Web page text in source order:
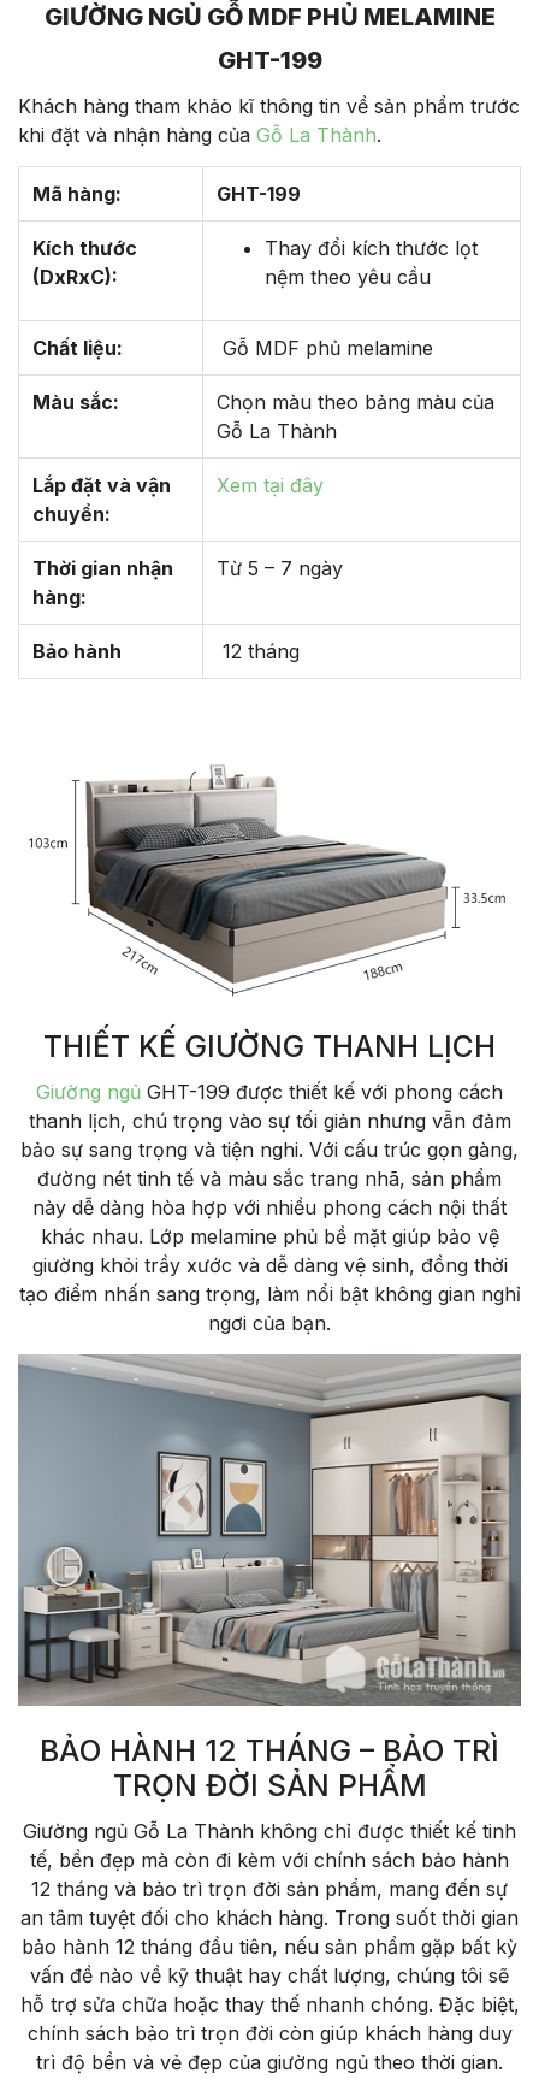
GIƯỜNG NGỦ GỖ MDF PHỦ MELAMINE
GHT-199
Khách hàng tham khảo kĩ thông tin về sản phẩm trước
khi đặt và nhận hàng của Gỗ La Thành.
Mã hàng: GHT-199
Kích thước
(DxRxC):
Thay đổi kích thước lọt
nệm theo yêu cầu
Chất liệu: Gỗ MDF phủ melamine
Màu sắc:
Chọn màu theo bảng màu của
Gỗ La Thành
Lắp đặt và vận
chuyển:
Xem tại đây
Thời gian nhận
hàng:
Từ 5 – 7 ngày
Bảo hành 12 tháng
THIẾT KẾ GIƯỜNG THANH LỊCH
Giường ngủ GHT-199 được thiết kế với phong cách
thanh lịch, chú trọng vào sự tối giản nhưng vẫn đảm
bảo sự sang trọng và tiện nghi. Với cấu trúc gọn gàng,
đường nét tinh tế và màu sắc trang nhã, sản phẩm
này dễ dàng hòa hợp với nhiều phong cách nội thất
khác nhau. Lớp melamine phủ bề mặt giúp bảo vệ
giường khỏi trầy xước và dễ dàng vệ sinh, đồng thời
tạo điểm nhấn sang trọng, làm nổi bật không gian nghỉ
ngơi của bạn.
BẢO HÀNH 12 THÁNG – BẢO TRÌ
TRỌN ĐỜI SẢN PHẨM
Giường ngủ Gỗ La Thành không chỉ được thiết kế tinh
tế, bền đẹp mà còn đi kèm với chính sách bảo hành
12 tháng và bảo trì trọn đời sản phẩm, mang đến sự
an tâm tuyệt đối cho khách hàng. Trong suốt thời gian
bảo hành 12 tháng đầu tiên, nếu sản phẩm gặp bất kỳ
vấn đề nào về kỹ thuật hay chất lượng, chúng tôi sẽ
hỗ trợ sửa chữa hoặc thay thế nhanh chóng. Đặc biệt,
chính sách bảo trì trọn đời còn giúp khách hàng duy
trì độ bền và vẻ đẹp của giường ngủ theo thời gian.